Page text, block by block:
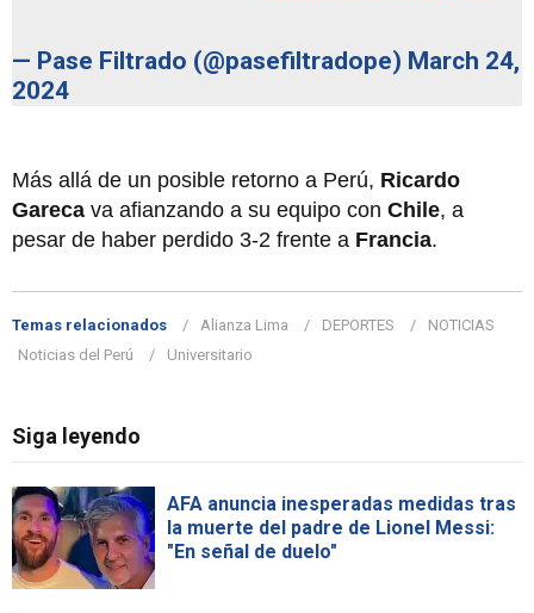
— Pase Filtrado (@pasefiltradope) March 24,
2024
Más allá de un posible retorno a Perú, Ricardo
Gareca va afianzando a su equipo con Chile, a
pesar de haber perdido 3-2 frente a Francia.
Temas relacionados Alianza Lima DEPORTES
NOTICIAS
Noticias del Perú
Universitario
Siga leyendo
AFA anuncia inesperadas medidas tras
la muerte del padre de Lionel Messi:
"En señal de duelo"